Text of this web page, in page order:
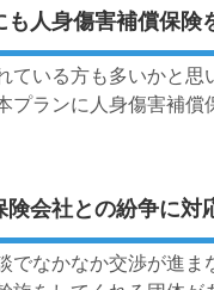
も人身傷害補償保険
ている方も多いかと思
プランに人身傷害補償
険会社との紛争に対
でなかなか交渉が進ま